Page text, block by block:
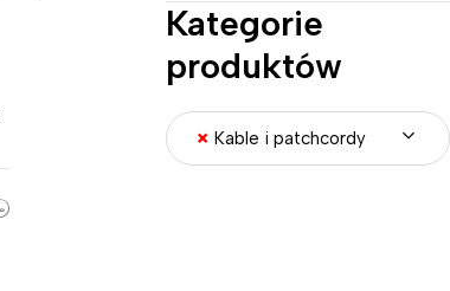
Kategorie
produktów
× Kable i patchcordy